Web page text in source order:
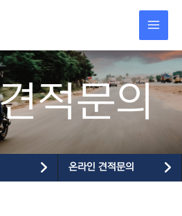
적문의
온라인 견적문의